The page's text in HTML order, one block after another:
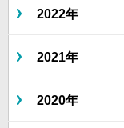
2022年
2021年
2020年